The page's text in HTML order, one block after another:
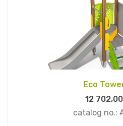
Eco
12 702,00
catalog no.: